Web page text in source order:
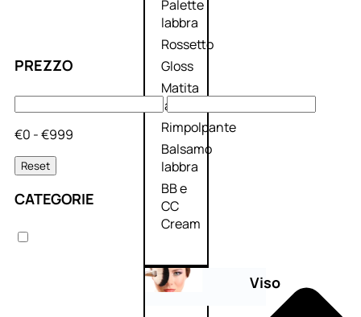
Palette
labbra
Rossetto
Gloss
Matita
labbra
Rimpolpante
Balsamo
labbra
BB e
CC
Cream
Viso
PREZZO
€0 - €999
Reset
CATEGORIE